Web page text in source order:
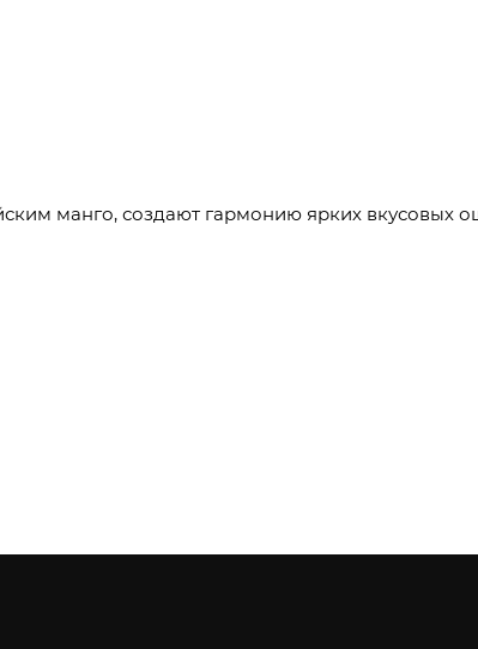
манго, создают гармонию ярких вкусовых